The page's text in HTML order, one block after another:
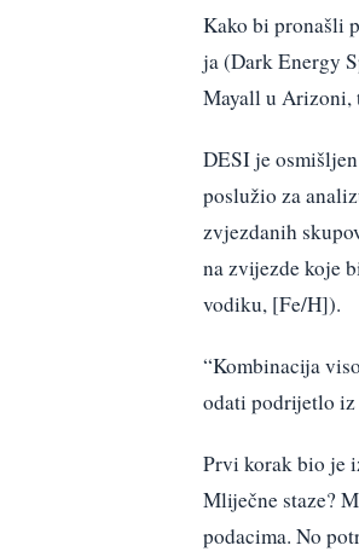
Kako bi pronašli
ja (Dark Energy
Mayall u Arizoni,
DESI je
poslužio za
zvjezdanih
na zvijezde koje
vodiku, [Fe/H]).
“Kombinacija
odati podrijetlo iz
Prvi korak bio je
Mliječne staze?
podacima. No